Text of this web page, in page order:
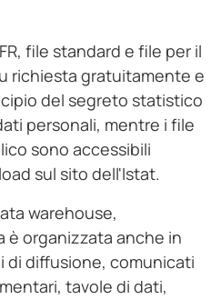
file standard e file per il
richiesta gratuitamente e
del segreto statistico
personali, mentre i file
sono accessibili
sul sito dell'Istat.
warehouse,
organizzata anche in
di diffusione, comunicati
tavole di dati,